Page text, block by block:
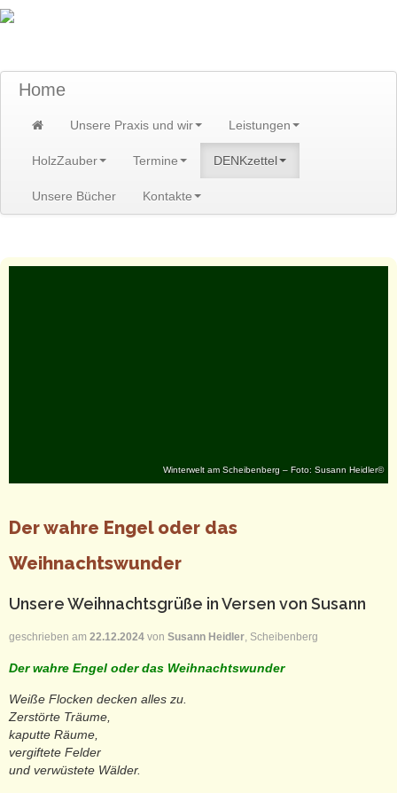
Home
Unsere Praxis und wir Leistungen
HolzZauber Termine DENKzettel
Unsere Bücher Kontakte
Winterwelt am Scheibenberg – Foto: Susann Heidler©
Der wahre Engel oder das
Weihnachtswunder
Unsere Weihnachtsgrüße in Versen von Susann
geschrieben am 22.12.2024 von Susann Heidler, Scheibenberg
Der wahre Engel oder das Weihnachtswunder
Weiße Flocken decken alles zu.
Zerstörte Träume,
kaputte Räume,
vergiftete Felder
und verwüstete Wälder.